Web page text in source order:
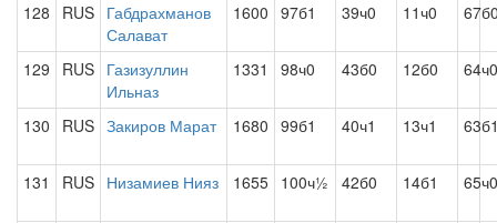
128 RUS Габдрахманов
Салават
1600 97б1 39ч0 11ч0
129 RUS Газизуллин
Ильназ
1331 98ч0 43б0 12б0 64ч0
130 RUS Закиров Марат 1680 99б1 40ч1 13ч1
131 RUS Низамиев Нияз 1655 100ч½ 42б0 14б1 65ч0